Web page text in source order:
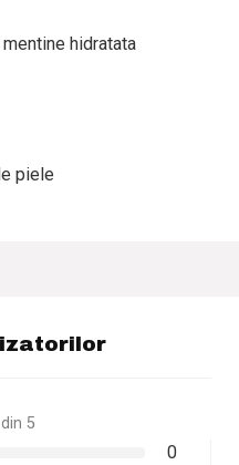
hidratata
piele
din 5
0